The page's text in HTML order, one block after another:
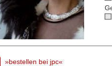
»bestellen bei jpc«